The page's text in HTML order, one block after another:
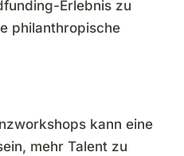
Erlebnis zu
philanthropische
kann eine
mehr Talent zu